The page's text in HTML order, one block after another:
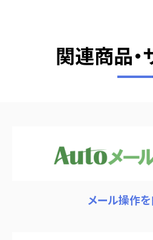
関連商品・
メール操作